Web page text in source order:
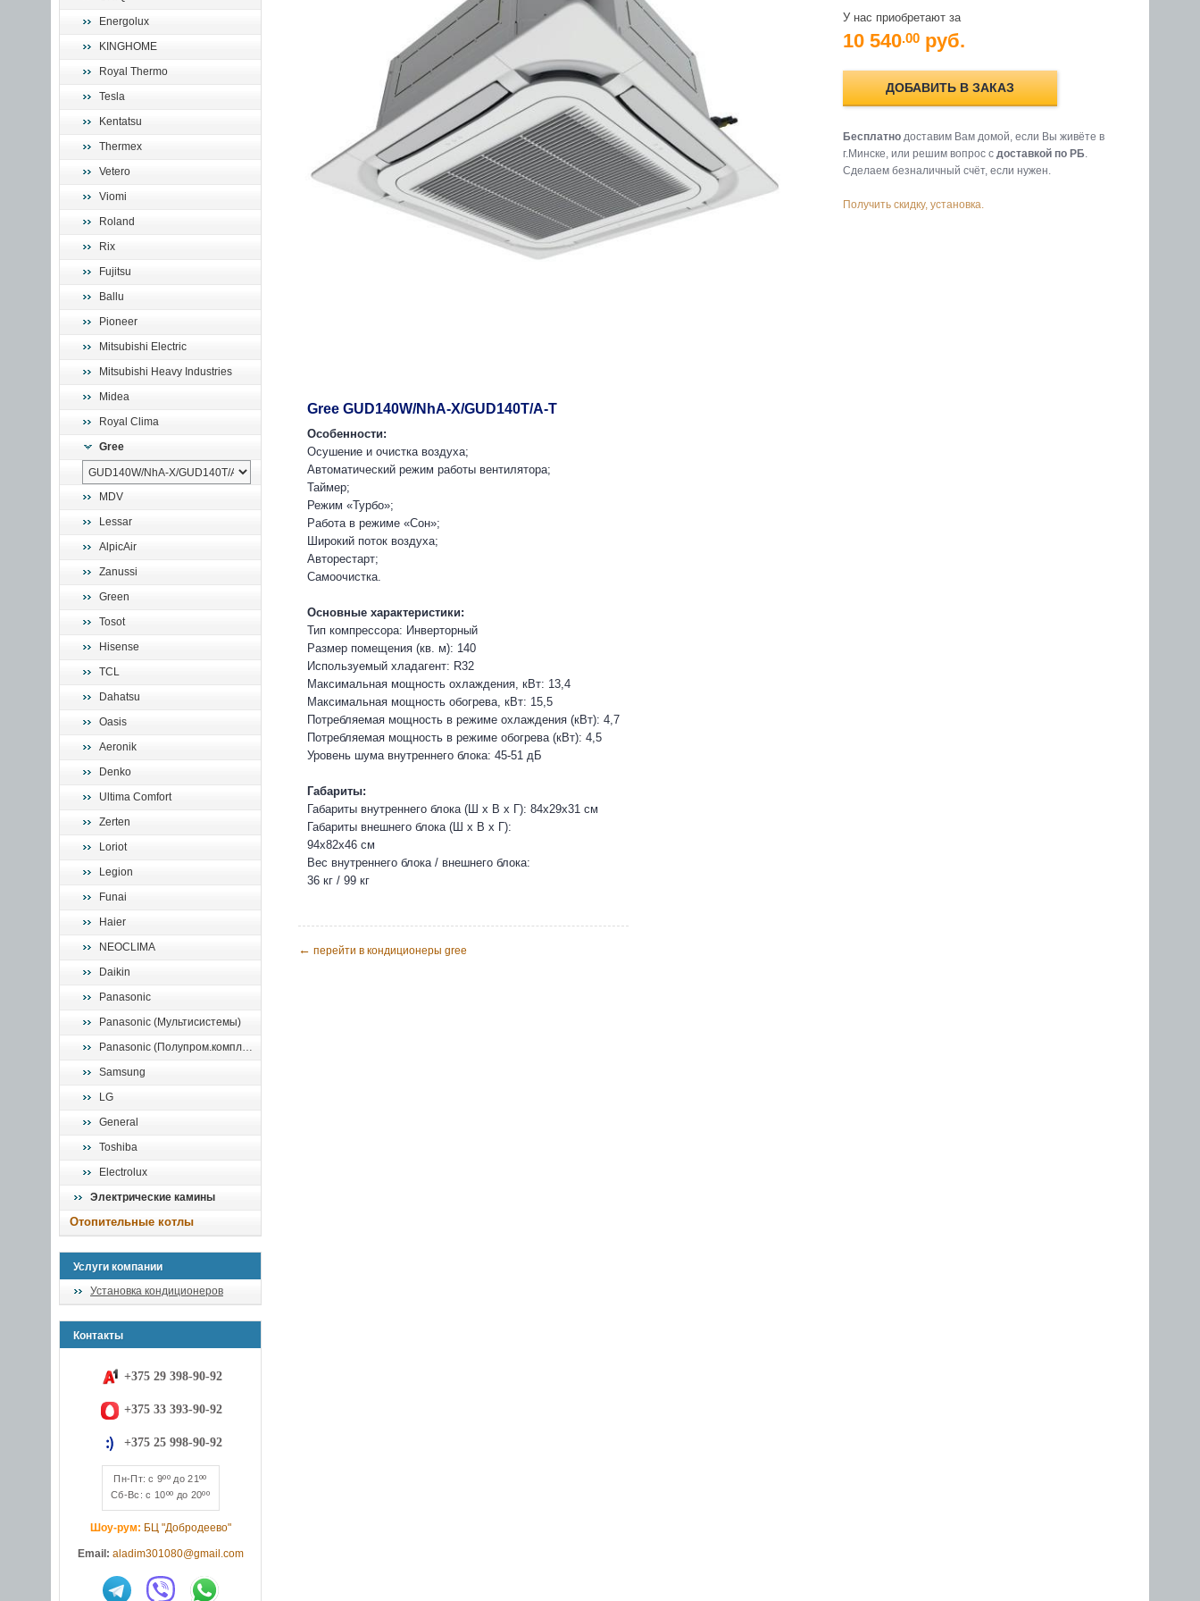
Energolux
KINGHOME
Royal Thermo
Tesla
Kentatsu
Thermex
Vetero
Viomi
Roland
Rix
Fujitsu
Ballu
Pioneer
Mitsubishi Electric
Mitsubishi Heavy Industries
Midea
Royal Clima
Gree
MDV
Lessar
AlpicAir
Zanussi
Green
Tosot
Hisense
TCL
Dahatsu
Oasis
Aeronik
Denko
Ultima Comfort
Zerten
Loriot
Legion
Funai
Haier
NEOCLIMA
Daikin
Panasonic
Panasonic (Мультисистемы)
Panasonic (Полупром.комплекты)
Samsung
LG
General
Toshiba
Electrolux
Электрические камины
Отопительные котлы
Услуги компании
Установка кондиционеров
Контакты
+375 29 398-90-92
+375 33 393-90-92
+375 25 998-90-92
Пн-Пт: с 9ºº до 21ºº
Сб-Вс: с 10ºº до 20ºº
Шоу-рум: БЦ "Добродеево"
Email: aladim301080@gmail.com
У нас приобретают за
10 540.00 руб.
ДОБАВИТЬ В ЗАКАЗ
Бесплатнодоставим Вам домой, если Вы живёте в
г.Минске, или решим вопрос с доставкой по РБ.
Cделаем безналичный счёт, если нужен.
Получить скидку, установка.
Gree GUD140W/NhA-X/GUD140T/A-T
Особенности:
Осушение и очистка воздуха;
Автоматический режим работы вентилятора;
Таймер;
Режим «Турбо»;
Работа в режиме «Сон»;
Широкий поток воздуха;
Авторестарт;
Самоочистка.
Основные характеристики:
Тип компрессора: Инверторный
Размер помещения (кв. м): 140
Используемый хладагент: R32
Максимальная мощность охлаждения, кВт: 13,4
Максимальная мощность обогрева, кВт: 15,5
Потребляемая мощность в режиме охлаждения (кВт): 4,7
Потребляемая мощность в режиме обогрева (кВт): 4,5
Уровень шума внутреннего блока: 45-51 дБ
Габариты:
Габариты внутреннего блока (Ш х В х Г): 84х29х31 см
Габариты внешнего блока (Ш х В х Г):
94х82х46 см
Вес внутреннего блока / внешнего блока:
36 кг / 99 кг
← перейти в кондиционеры gree